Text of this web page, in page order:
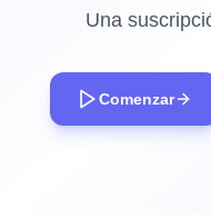
Una
Comenzar